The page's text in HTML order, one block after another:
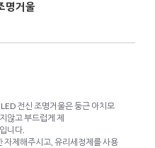
명거울
전신 조명거울은 둥근 아치모
않고 부드럽게 제
니다.
자제해주시고, 유리세정제를 사용